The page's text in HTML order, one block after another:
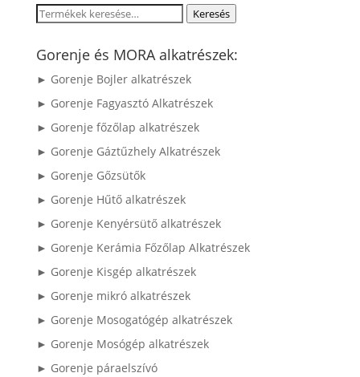
Keresés
következőre:
Keresés
Gorenje és MORA alkatrészek:
► Gorenje Bojler alkatrészek
► Gorenje Fagyasztó Alkatrészek
► Gorenje főzőlap alkatrészek
► Gorenje Gáztűzhely Alkatrészek
► Gorenje Gőzsütők
► Gorenje Hűtő alkatrészek
► Gorenje Kenyérsütő alkatrészek
► Gorenje Kerámia Főzőlap Alkatrészek
► Gorenje Kisgép alkatrészek
► Gorenje mikró alkatrészek
► Gorenje Mosogatógép alkatrészek
► Gorenje Mosógép alkatrészek
► Gorenje páraelszívó